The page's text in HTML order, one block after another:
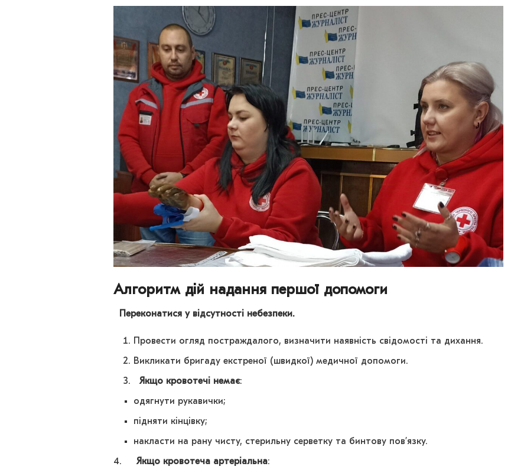
Алгоритм дій надання першої допомоги
Переконатися у відсутності небезпеки.
Провести огляд постраждалого, визначити наявність свідомості та дихання.
Викликати бригаду екстреної (швидкої) медичної допомоги.
Якщо кровотечі немає:
одягнути рукавички;
підняти кінцівку;
накласти на рану чисту, стерильну серветку та бинтову пов’язку.
4.Якщо кровотеча артеріальна: